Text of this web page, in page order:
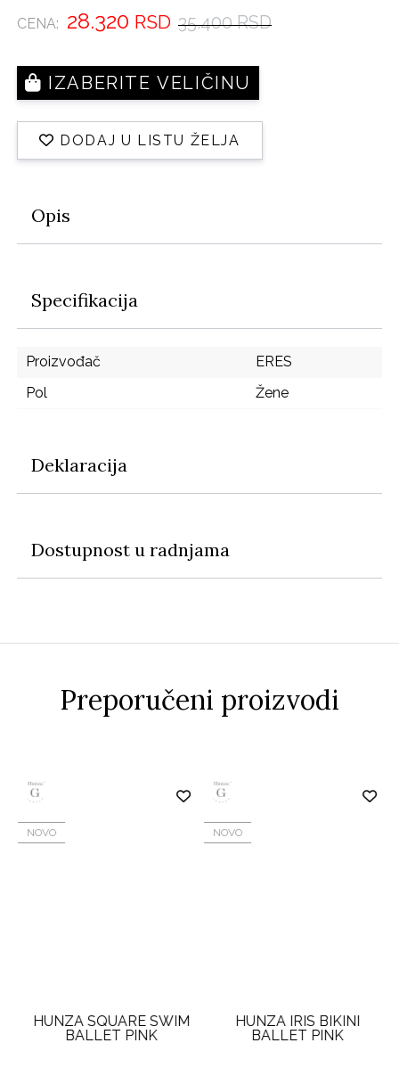
CENA: 28.320 RSD 35.400 RSD
IZABERITE VELIČINU
DODAJ U LISTU ŽELJA
Opis
Specifikacija
Proizvođač
ERES
Pol
Žene
Deklaracija
Dostupnost u radnjama
Preporučeni proizvodi
NOVO
HUNZA SQUARE SWIM
BALLET PINK
NOVO
HUNZA IRIS BIKINI
BALLET PINK